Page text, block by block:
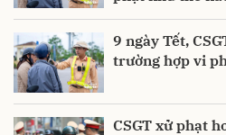
9 ngày Tết,
trường hợp vi
CSGT xử phạt